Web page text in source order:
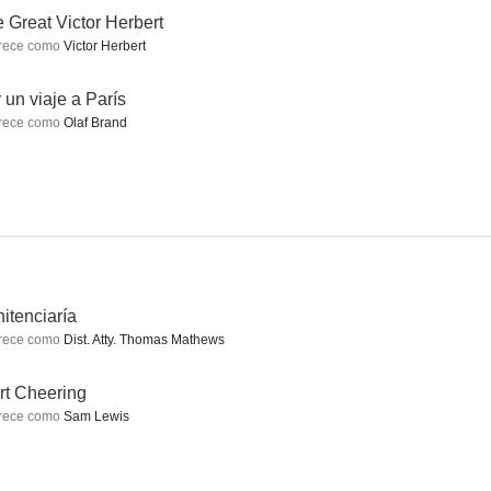
el río
--
postín
--
Great Victor Herbert
como Victor Herbert
un viaje a París
como Olaf Brand
como Dist. Atty. Thomas Mathews
Cheering
como Sam Lewis